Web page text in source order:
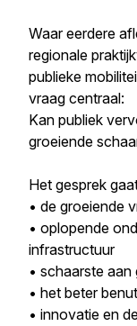
Waar eerdere
regionale
publieke
vraag centraal:
Kan publiek
groeiende
Het gesprek
• de groeiende
• oplopende
infrastructuur
• schaarste
• het beter
• innovatie en